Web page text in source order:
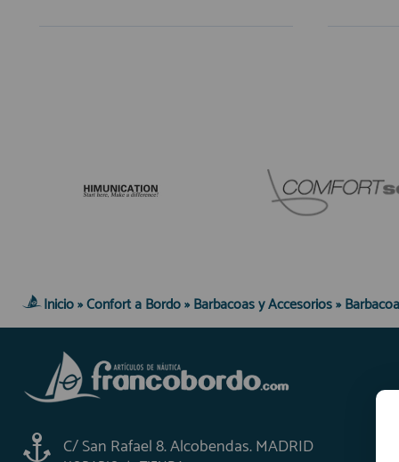
Inicio»Confort a Bordo» Barbacoas y Accesorios»
C/ San Rafael 8. Alcobendas. MADRID